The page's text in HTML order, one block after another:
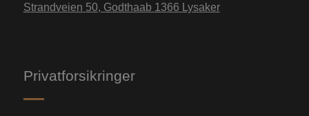
Privatforsikringer
Strandveien 50, Godthaab 1366 Lysaker